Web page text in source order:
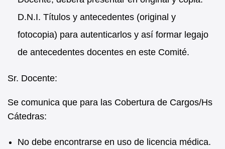
D.N.I. Títulos y antecedentes (original y
fotocopia) para autenticarlos y así formar legajo
de antecedentes docentes en este Comité.
Sr. Docente:
Se comunica que para las Cobertura de Cargos/Hs
Cátedras:
No debe encontrarse en uso de licencia médica.